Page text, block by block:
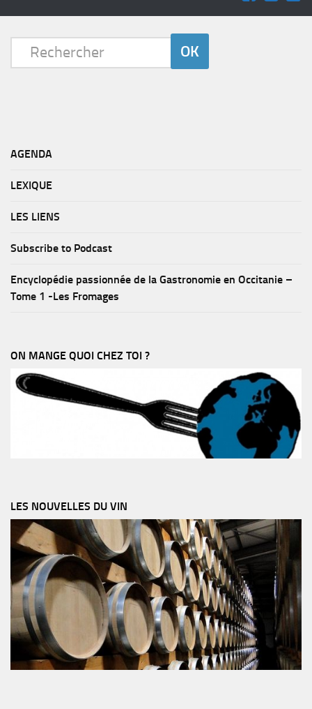
AGENDA
LEXIQUE
LES LIENS
Subscribe to Podcast
Encyclopédie passionnée de la Gastronomie en Occitanie –
Tome 1 -Les Fromages
ON MANGE QUOI CHEZ TOI ?
LES NOUVELLES DU VIN